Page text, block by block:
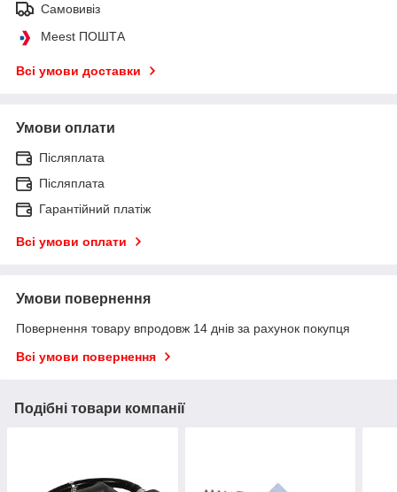
Самовивіз
Meest ПОШТА
Всі умови доставки
Умови оплати
Післяплата
Післяплата
Гарантійний платіж
Всі умови оплати
Умови повернення
Повернення товару впродовж 14 днів за рахунок покупця
Всі умови повернення
Подібні товари компанії